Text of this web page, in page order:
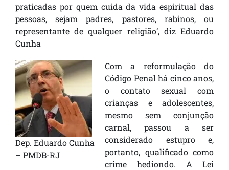
praticadas por quem cuida da vida espiritual das
pessoas, sejam padres, pastores, rabinos, ou
representante de qualquer religião’, diz Eduardo
Cunha
Dep. Eduardo Cunha
– PMDB-RJ
Com a reformulação do
Código Penal há cinco anos,
o contato sexual com
crianças e adolescentes,
mesmo sem conjunção
carnal, passou a ser
considerado estupro e,
portanto, qualificado como
crime hediondo. A Lei